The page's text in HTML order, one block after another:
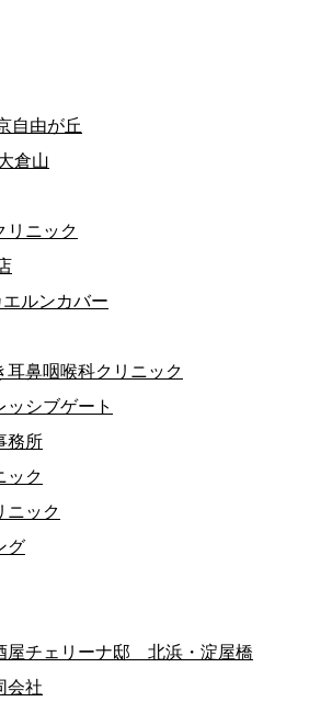
自由が丘
倉山
リニック
ルンカバー
耳鼻咽喉科クリニック
シブゲート
務所
ック
ニック
グ
屋チェリーナ邸 北浜・淀屋橋
会社